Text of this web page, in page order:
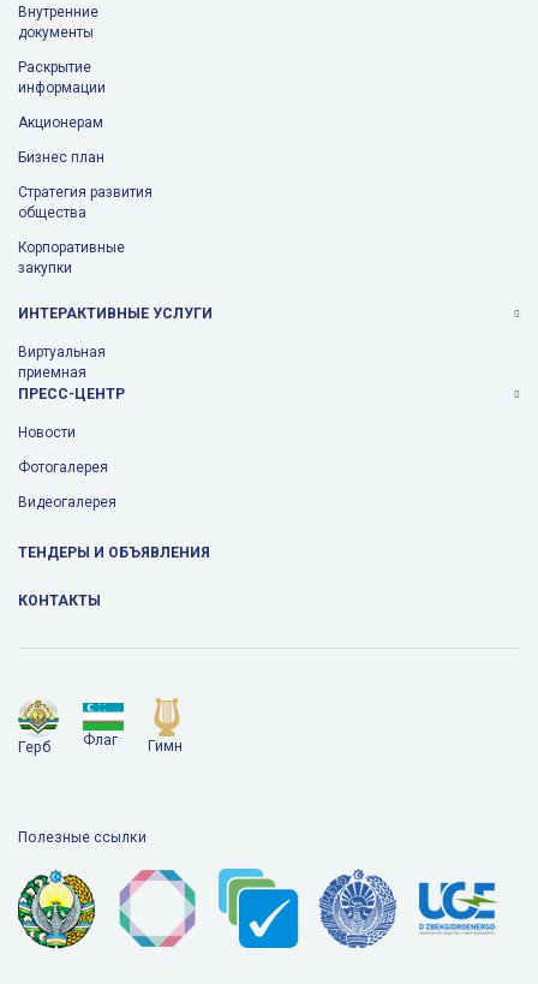
Внутренние
документы
Раскрытие
информации
Aкционерам
Бизнес план
Стратегия развития
общества
Корпоративные
закупки
ИНТЕРАКТИВНЫЕ УСЛУГИ
Виртуальная
приемная
ПРЕСС-ЦЕНТР
Новости
Фотогалерея
Видеогалерея
ТЕНДЕРЫ И ОБЪЯВЛЕНИЯ
КОНТАКТЫ
Герб Флаг Гимн
Полезные ссылки